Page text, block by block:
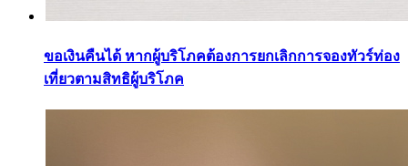
ขอเงินคืนได้ หากผู้บริโภคต้องการยกเลิกการจองทัวร์ท่อง
เที่ยวตามสิทธิผู้บริโภค